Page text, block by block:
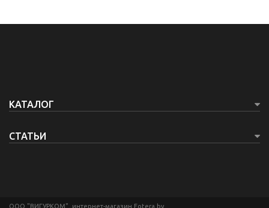
КАТАЛОГ
СТАТЬИ
ООО "ВИГУРКОМ", интернет-магазин Fotera.by